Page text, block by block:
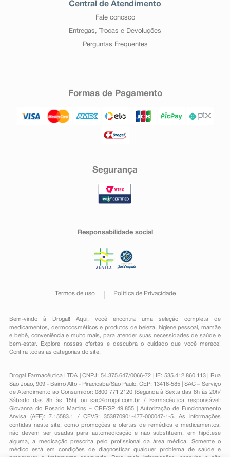
Central de Atendimento
Fale conosco
Entregas, Trocas e Devoluções
Perguntas Frequentes
Formas de Pagamento
Segurança
Responsabilidade social
Termos de uso Política de Privacidade
Bem-vindo à Drogal! Aqui, você encontra uma seleção completa de
medicamentos , dermocosméticos e produtos de beleza, higiene pessoal ,mamãe
e bebê, conveniênciae muito mais, para atender suas necessidades de saúde e
bem-estar. Explore nossas ofertas e descubra o cuidado que você merece!
Confira todas as categorias do site.
Drogal Farmacêutica LTDA | CNPJ: 54.375.647/0066-72 | IE: 535.412.860.113 | Rua
São João, 909 - Bairro Alto - Piracicaba/São Paulo, CEP: 13416-585 | SAC – Serviço
de Atendimento ao Consumidor: 0800 771 2120 (Segunda à Sexta das 8h às 20h/
Sábado das 8h às 15h) ou sac@drogal.com.br/ Farmacêutica responsável:
Giovanna do Rosario Martins – CRF/SP 49.855 | Autorização de Funcionamento
Anvisa (AFE): 7.15583.1 / CEVS: 353870901-477-000047-1-5. As informações
contidas neste site, como promoções e ofertas de remédios e medicamentos,
não devem ser usadas para automedicação e não substituem, em hipótese
alguma, a medicação prescrita pelo profissional da área médica. Somente o
médico está em condições de diagnosticar qualquer problema de saúde e